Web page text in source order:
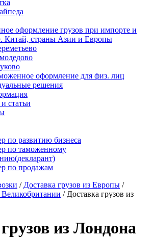
оформление грузов при импорте и
Китай, страны Азии и Европы
оформление для физ. лиц
решения
статьи
по развитию бизнеса
по таможенному
по продажам
/ Доставка грузов из Европы /
Великобритании / Доставка грузов из
из Лондона